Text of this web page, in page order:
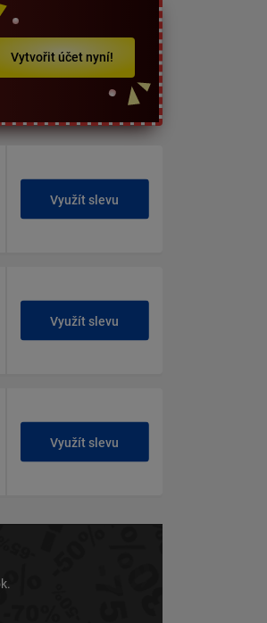
Vytvořit účet nyní!
Využít slevu
Využít slevu
Využít slevu